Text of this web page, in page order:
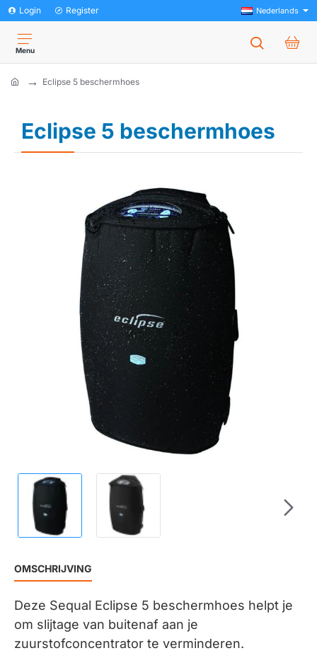
Login Register Nederlands
Eclipse 5 beschermhoes
Eclipse 5 beschermhoes
OMSCHRIJVING
Deze Sequal Eclipse 5 beschermhoes helpt je
om slijtage van buitenaf aan je
zuurstofconcentrator te verminderen.